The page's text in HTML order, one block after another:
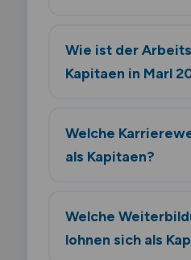
Wie ist der
Kapitaen in Marl
Welche
als Kapitaen?
Welche
lohnen sich als